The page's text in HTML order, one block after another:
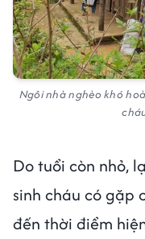
Ngôi nhà nghèo khó
Do tuổi còn nhỏ,
sinh cháu có gặp
đến thời điểm